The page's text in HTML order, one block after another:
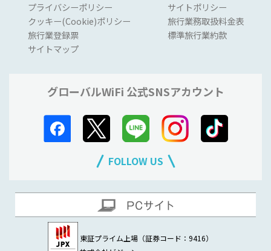
プライバシーポリシー
クッキー(Cookie)ポリシー
旅行業登録票
サイトマップ
サイトポリシー
旅行業務取扱料金表
標準旅行業約款
グローバルWiFi 公式SNSアカウント
FOLLOW US
東証プライム上場（証券コード：9416）